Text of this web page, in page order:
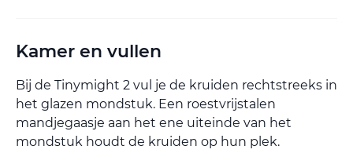
Kamer en vullen
Bij de Tinymight 2 vul je de kruiden rechtstreeks in
het glazen mondstuk. Een roestvrijstalen
mandjegaasje aan het ene uiteinde van het
mondstuk houdt de kruiden op hun plek.